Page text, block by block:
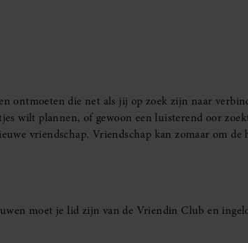
ontmoeten die net als jij op zoek zijn naar
wilt plannen, of gewoon een luisterend oor
vriendschap. Vriendschap kan zomaar om de
moet je lid zijn van de Vriendin Club en